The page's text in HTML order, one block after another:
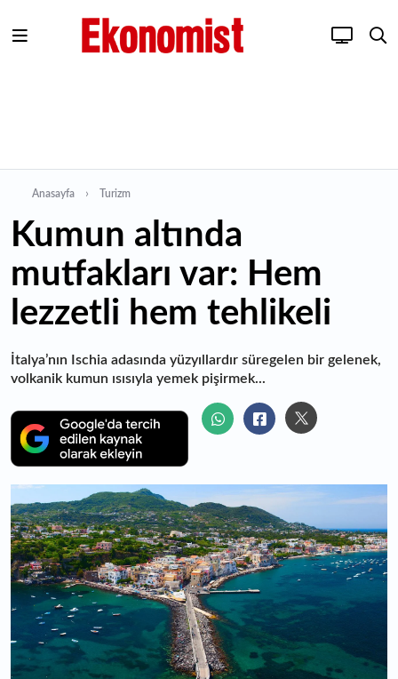
Anasayfa Turizm
Kumun altında
mutfakları var: Hem
lezzetli hem tehlikeli
İtalya’nın Ischia adasında yüzyıllardır süregelen bir gelenek,
volkanik kumun ısısıyla yemek pişirmek...